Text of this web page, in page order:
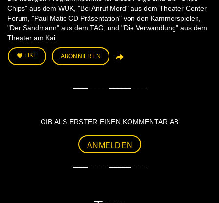
Chips" aus dem WUK, "Bei Anruf Mord" aus dem Theater Center
Forum, "Paul Matic CD Präsentation" von den Kammerspielen,
"Der Sandmann" aus dem TAG, und "Die Verwandlung" aus dem
Theater am Kai.
LIKE ABONNIEREN
GIB ALS ERSTER EINEN KOMMENTAR AB
ANMELDEN